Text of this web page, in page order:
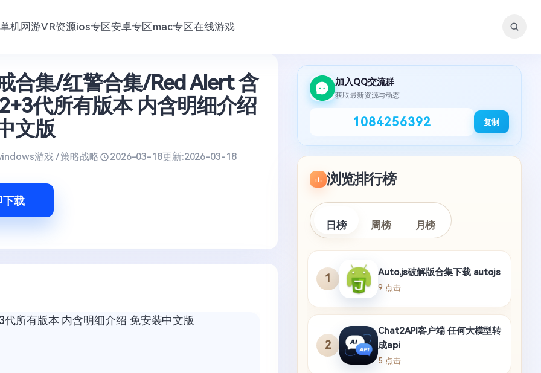
单机网游VR资源ios专区安卓专区mac专区在线游戏
合集/红警合集/Red Alert 含
代所有版本 内含明细介绍
文版
游戏 / 策略战略 2026-03-18更新:2026-03-18
下载
加入QQ交流群
获取最新资源与动态
1084256392 复制
浏览排行榜
日榜 周榜 月榜
1
Auto.js破解版合集下载 autojs
9 点击
2
Chat2API客户端 任何大模型转
成api
5 点击